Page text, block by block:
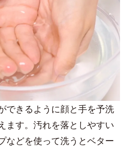
できるように顔と手を予洗
ます。汚れを落としやすい
などを使って洗うとベター